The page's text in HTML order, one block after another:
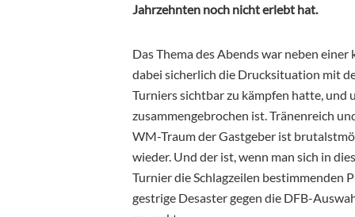
Jahrzehnten noch nicht erlebt hat.
Das Thema des Abends war neben
dabei sicherlich die Drucksituation mit
Turniers sichtbar zu kämpfen hatte, und
zusammengebrochen ist. Tränenreich
WM-Traum der Gastgeber ist
wieder. Und der ist, wenn man sich in
Turnier die Schlagzeilen bestimmenden
gestrige Desaster gegen die DFB-